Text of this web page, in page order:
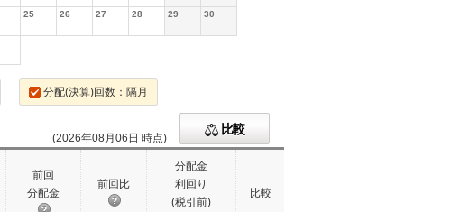
25 26 27 28 29 30
分配(決算)回数：隔月
比較
(2026年08月06日 時点)
前回
分配金
前回比
分配金
利回り
(税引前)
比較